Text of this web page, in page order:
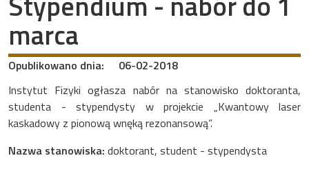
marca
Opublikowano dnia:
06-02-2018
Instytut Fizyki ogłasza nabór na stanowisko doktoranta,
studenta - stypendysty w projekcie „Kwantowy laser
kaskadowy z pionową wnęką rezonansową”.
Nazwa stanowiska: doktorant, student - stypendysta